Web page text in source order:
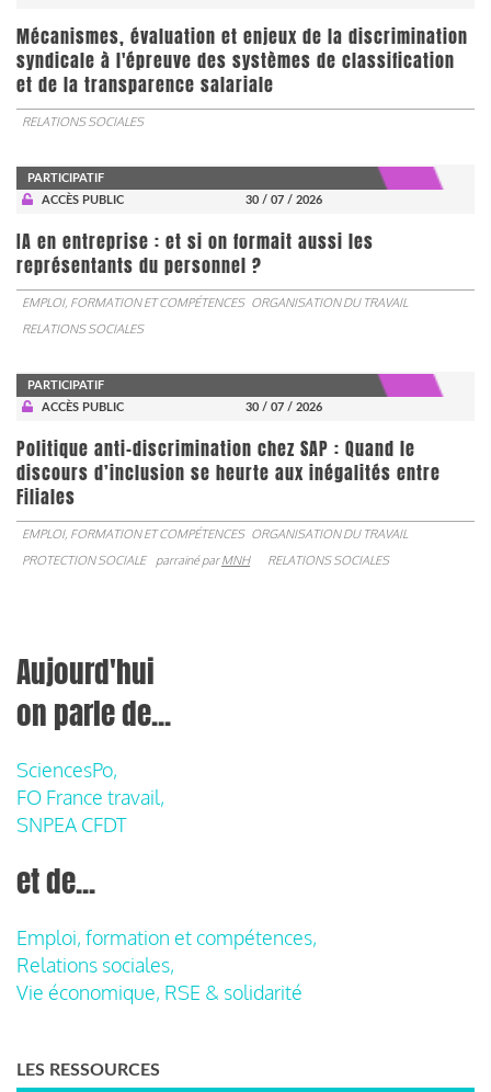
Mécanismes, évaluation et enjeux de la discrimination
syndicale à l'épreuve des systèmes de classification
et de la transparence salariale
RELATIONS SOCIALES
PARTICIPATIF
ACCÈS PUBLIC
30 / 07 / 2026
IA en entreprise : et si on formait aussi les
représentants du personnel ?
EMPLOI, FORMATION ET COMPÉTENCES ORGANISATION DU TRAVAIL
RELATIONS SOCIALES
PARTICIPATIF
ACCÈS PUBLIC
30 / 07 / 2026
Politique anti-discrimination chez SAP : Quand le
discours d’inclusion se heurte aux inégalités entre
Filiales
EMPLOI, FORMATION ET COMPÉTENCES ORGANISATION DU TRAVAIL
PROTECTION SOCIALE
parrainé parMNH RELATIONS SOCIALES
Aujourd'hui
on parle de...
SciencesPo,
FO France travail,
SNPEA CFDT
et de...
Emploi, formation et compétences,
Relations sociales,
Vie économique, RSE & solidarité
LES RESSOURCES